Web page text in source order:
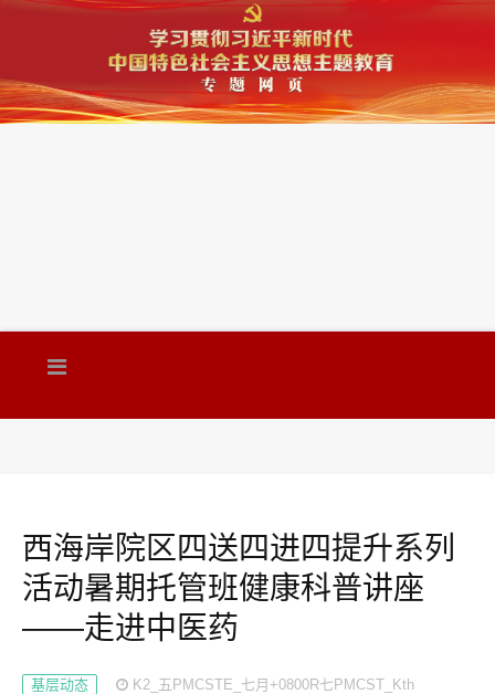
西海岸院区四送四进四提升系列
活动暑期托管班健康科普讲座
——走进中医药
基层动态
K2_五PMCSTE_七月+0800R七PMCST_Kth